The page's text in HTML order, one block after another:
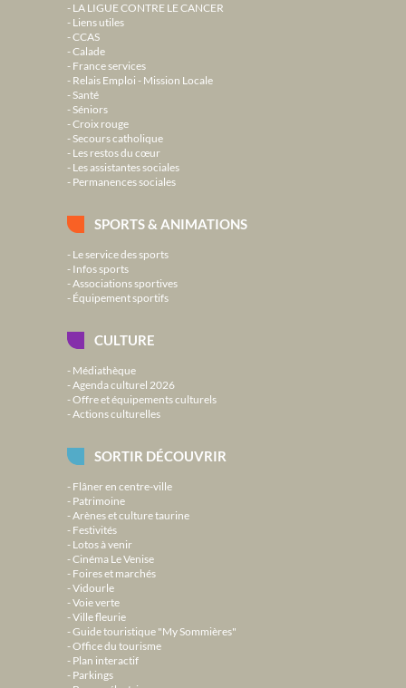
LA LIGUE CONTRE LE CANCER
Liens utiles
CCAS
Calade
France services
Relais Emploi - Mission Locale
Santé
Séniors
Croix rouge
Secours catholique
Les restos du cœur
Les assistantes sociales
Permanences sociales
SPORTS & ANIMATIONS
Le service des sports
Infos sports
Associations sportives
Équipement sportifs
CULTURE
Médiathèque
Agenda culturel 2026
Offre et équipements culturels
Actions culturelles
SORTIR DÉCOUVRIR
Flâner en centre-ville
Patrimoine
Arènes et culture taurine
Festivités
Lotos à venir
Cinéma Le Venise
Foires et marchés
Vidourle
Voie verte
Ville fleurie
Guide touristique "My Sommières"
Office du tourisme
Plan interactif
Parkings